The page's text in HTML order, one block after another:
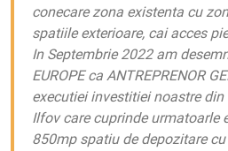
conecare zona existenta cu
spatiile exterioare, cai acces
In Septembrie 2022 am
EUROPE ca ANTREPRENOR
executiei investitiei noastre
Ilfov care cuprinde urmatoarle
850mp spatiu de depozitare